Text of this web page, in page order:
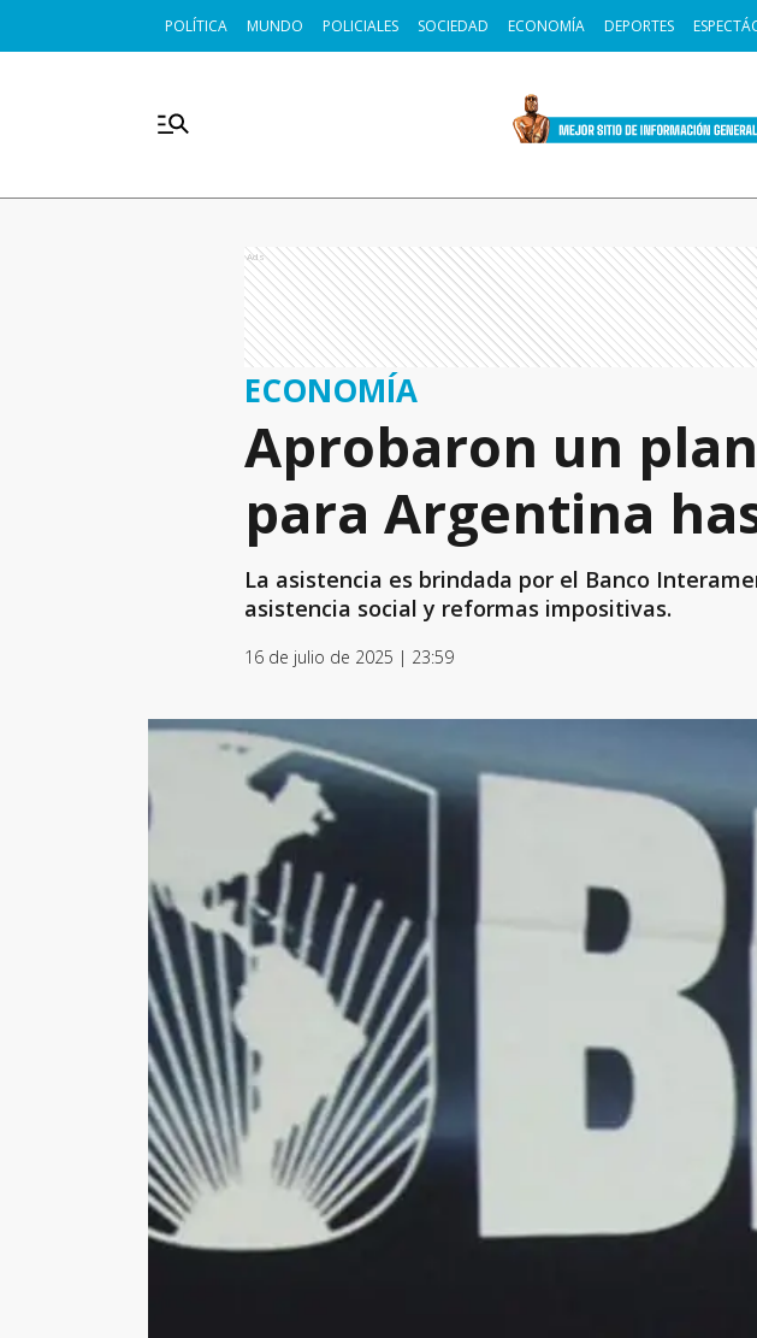
POLÍTICA MUNDO POLICIALES SOCIEDAD ECONOMÍA DEPORTES
Ads
ECONOMÍA
Aprobaron un
para Argentina
La asistencia es brindada por el Banco
asistencia social y reformas impositivas.
16 de julio de 2025 | 23:59